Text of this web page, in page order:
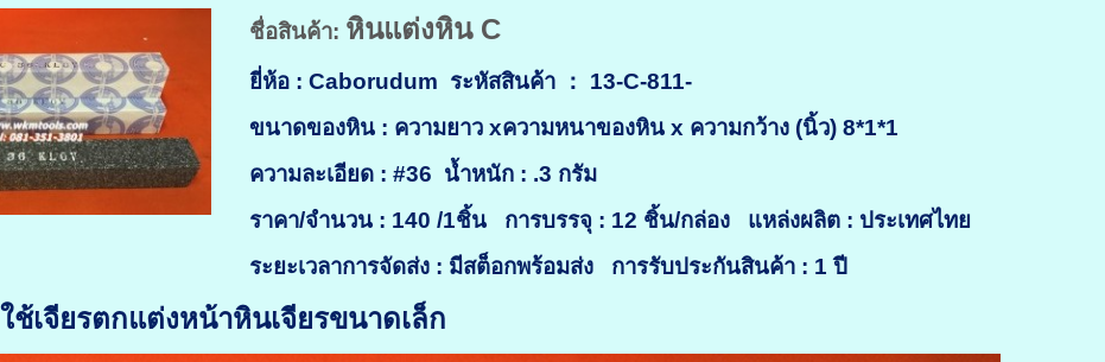
ชื่อสินค้า: หินแต่งหิน C
ยี่ห้อ : Caborudum ระหัสสินค้า ： 13-C-811-
ขนาดของหิน : ความยาว xความหนาของหิน x ความกว้าง (นิ้ว) 8*1*1
ความละเอียด : #36 น้ำหนัก : .3 กรัม
ราคา/จำนวน : 140 /1ชิ้น การบรรจุ : 12 ชิ้น/กล่อง แหล่งผลิต : ประเทศไทย
ระยะเวลาการจัดส่ง : มีสต็อกพร้อมส่ง การรับประกันสินค้า : 1 ปี
ใช้เจียรตกแต่งหน้าหินเจียรขนาดเล็ก